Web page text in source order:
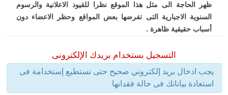
ظهر الحاجة الى مثل هذا الموقع نظرا للقيود الاعلانية والرسوم
السنوية الاجبارية التى تفرضها بعض المواقع وحظر الاعضاء دون
أسباب حقيقية ظاهرة .
التسجيل بستخدام بريدك الإلكترونى
يجب ادخال بريد إلكتروني صحيح حتى تستطيع إستخدامة فى
استعادة بياناتك فى حالة فقدانها